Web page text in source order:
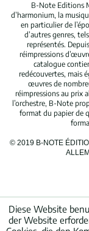
B-Note Editions
d’harmonium, la
en particulier de
d’autres genres,
représentés.
réimpressions
catalogue
redécouvertes, mais
œuvres de
réimpressions au prix
l’orchestre, B-Note
format du papier de
© 2019 B-NOTE
Diese Website
der Website